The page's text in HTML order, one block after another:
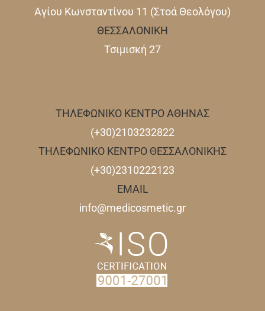
Αγίου Κωνσταντίνου 11 (Στοά Θεολόγου)
ΘΕΣΣΑΛΟΝΙΚΗ
Τσιμισκή 27
ΤΗΛΕΦΩΝΙΚΟ ΚΕΝΤΡΟ ΑΘΗΝΑΣ
(+30)2103232822
ΤΗΛΕΦΩΝΙΚΟ ΚΕΝΤΡΟ ΘΕΣΣΑΛΟΝΙΚΗΣ
(+30)2310222123
EMAIL
info@medicosmetic.gr